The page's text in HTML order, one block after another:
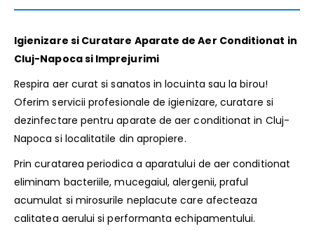
Igienizare si Curatare Aparate de Aer Conditionat in
Cluj-Napoca si Imprejurimi
Respira aer curat si sanatos in locuinta sau la birou!
Oferim servicii profesionale de igienizare, curatare si
dezinfectare pentru aparate de aer conditionat in Cluj-
Napoca si localitatile din apropiere.
Prin curatarea periodica a aparatului de aer conditionat
eliminam bacteriile, mucegaiul, alergenii, praful
acumulat si mirosurile neplacute care afecteaza
calitatea aerului si performanta echipamentului.